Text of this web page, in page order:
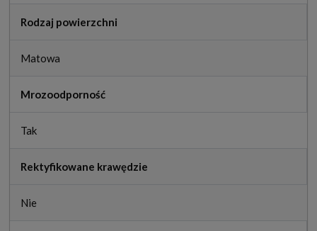
Rodzaj powierzchni
Matowa
Mrozoodporność
Tak
Rektyfikowane krawędzie
Nie